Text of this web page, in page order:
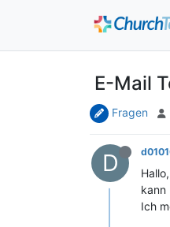
E-Mail
Fragen
D
Hallo,
kann
Ich